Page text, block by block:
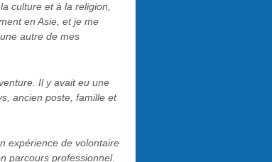
culture et à la religion,
en Asie, et je me
autre de mes
Il y avait eu une
ancien poste, famille et
expérience de volontaire
parcours professionnel.